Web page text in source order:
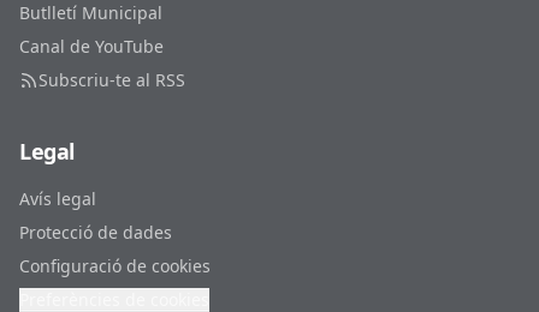
Butlletí Municipal
Canal de YouTube
Subscriu-te al RSS
Legal
Avís legal
Protecció de dades
Configuració de cookies